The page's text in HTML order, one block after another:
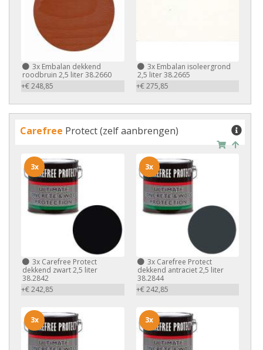
3x Embalan dekkend
roodbruin 2,5 liter 38.2660
+€ 248,85
3xEmbalan isoleergrond
2,5 liter 38.2665
+€ 275,85
Carefree Protect (zelf aanbrengen)
3x Carefree Protect
dekkend zwart 2,5 liter
38.2842
+€ 242,85
3x
3xCarefree Protect
dekkend antraciet 2,5 liter
38.2844
+€ 242,85
3x
3x 3x